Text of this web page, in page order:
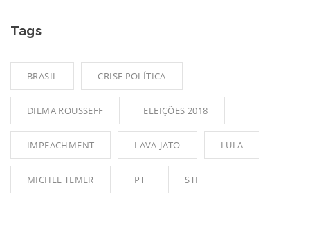
Tags
BRASIL CRISE POLÍTICA
DILMA ROUSSEFF ELEIÇÕES 2018
IMPEACHMENT LAVA-JATO LULA
MICHEL TEMER PT STF